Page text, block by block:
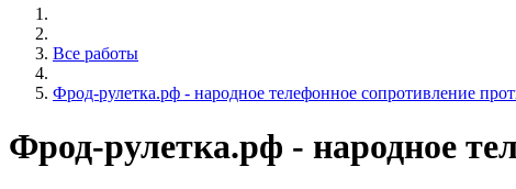
Все работы
Фрод-рулетка.рф - народное телефонное сопротивление
Фрод-рулетка.рф - народное